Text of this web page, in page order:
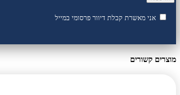
אני מאשרת קבלת דיוור פרסומי במייל
מוצרים קשורים